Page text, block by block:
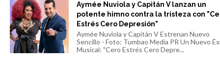
Aymée Nuviola y Capitán V lanzan un
potente himno contra la tristeza con
Estrés Cero Depresión"
Aymée Nuviola y Capitán V Estrenan Nuevo
Sencillo - Foto: Tumbao Media PR Un Nuevo
Musical: "Cero Estrés Cero Depre...